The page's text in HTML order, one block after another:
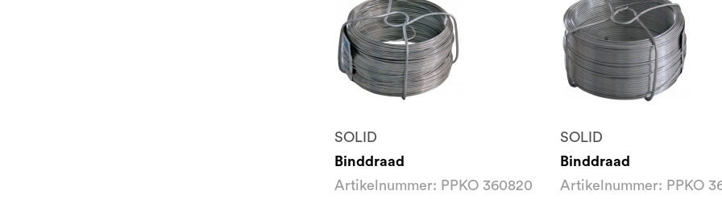
SOLID
Binddraad
Artikelnummer: PPKO 360820
SOLID
Binddraad
Artikelnummer: PPKO